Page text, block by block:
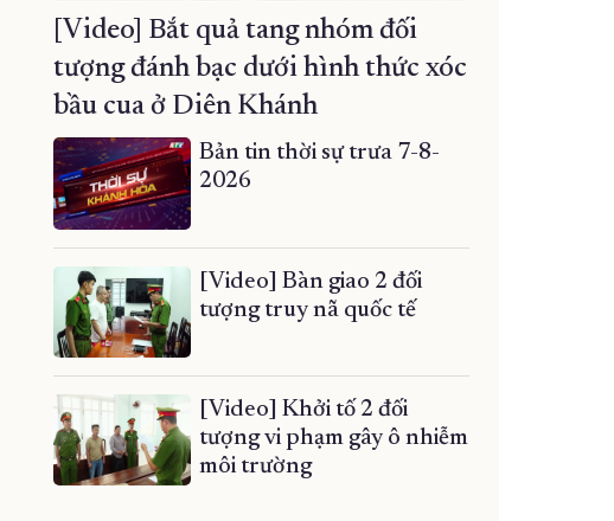
[Video] Bắt quả tang nhóm đối
tượng đánh bạc dưới hình thức xóc
bầu cua ở Diên Khánh
Bản tin thời sự trưa 7-8-
2026
[Video] Bàn giao 2 đối
tượng truy nã quốc tế
[Video] Khởi tố 2 đối
tượng vi phạm gây ô nhiễm
môi trường